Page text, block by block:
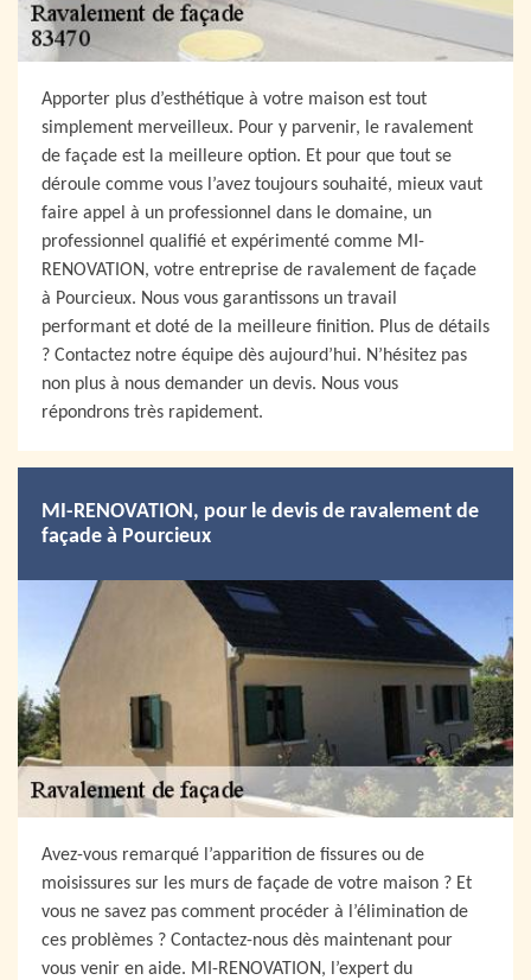
Apporter plus d’esthétique à votre maison est tout
simplement merveilleux. Pour y parvenir, le ravalement
de façade est la meilleure option. Et pour que tout se
déroule comme vous l’avez toujours souhaité, mieux vaut
faire appel à un professionnel dans le domaine, un
professionnel qualifié et expérimenté comme MI-
RENOVATION, votre entreprise de ravalement de façade
à Pourcieux. Nous vous garantissons un travail
performant et doté de la meilleure finition. Plus de détails
? Contactez notre équipe dès aujourd’hui. N’hésitez pas
non plus à nous demander un devis. Nous vous
répondrons très rapidement.
MI-RENOVATION, pour le devis de ravalement de
façade à Pourcieux
Avez-vous remarqué l’apparition de fissures ou de
moisissures sur les murs de façade de votre maison ? Et
vous ne savez pas comment procéder à l’élimination de
ces problèmes ? Contactez-nous dès maintenant pour
vous venir en aide. MI-RENOVATION, l’expert du